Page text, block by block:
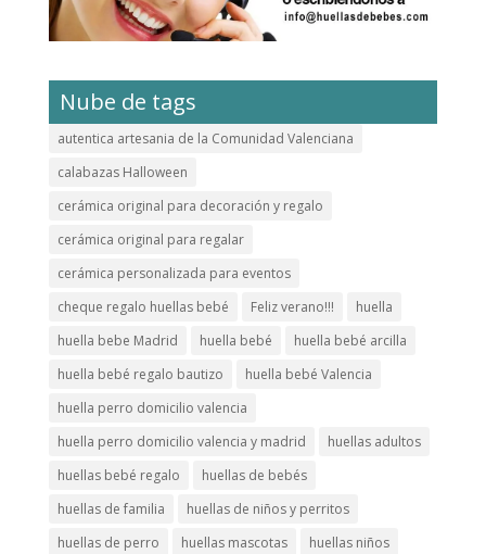
Nube de tags
autentica artesania de la Comunidad Valenciana
calabazas Halloween
cerámica original para decoración y regalo
cerámica original para regalar
cerámica personalizada para eventos
cheque regalo huellas bebé
Feliz verano!!!
huella
huella bebe Madrid
huella bebé
huella bebé arcilla
huella bebé regalo bautizo
huella bebé Valencia
huella perro domicilio valencia
huella perro domicilio valencia y madrid
huellas adultos
huellas bebé regalo
huellas de bebés
huellas de familia
huellas de niños y perritos
huellas de perro
huellas mascotas
huellas niños